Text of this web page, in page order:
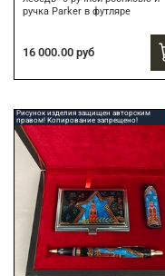
ручка Parker в футляре
16 000.00 руб
Рисунок изделия защищен авторским
правом! Копирование запрещено!